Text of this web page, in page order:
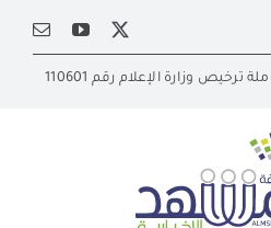
وزارة الإعلام رقم 110601